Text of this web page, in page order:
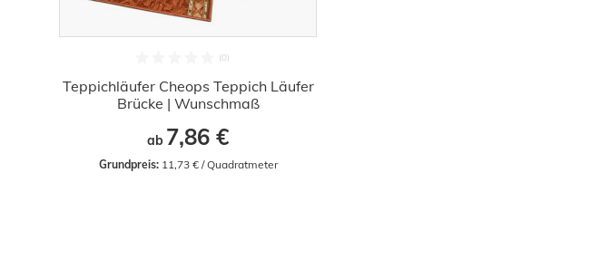
Teppichläufer Cheops Teppich Läufer
Brücke | Wunschmaß
ab 7,86 €
Grundpreis: 11,73 € / Quadratmeter